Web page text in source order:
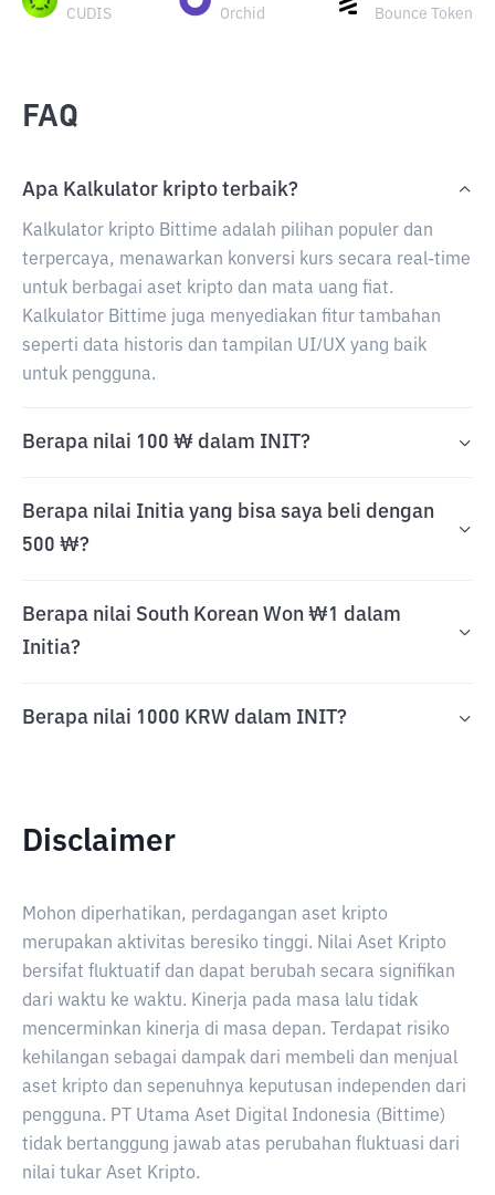
CUDIS Orchid Bounce Token
FAQ
Apa Kalkulator kripto terbaik?
Kalkulator kripto Bittime adalah pilihan populer dan
terpercaya, menawarkan konversi kurs secara real-time
untuk berbagai aset kripto dan mata uang fiat.
Kalkulator Bittime juga menyediakan fitur tambahan
seperti data historis dan tampilan UI/UX yang baik
untuk pengguna.
Berapa nilai 100 ₩ dalam INIT?
Berapa nilai Initia yang bisa saya beli dengan
500 ₩?
Berapa nilai South Korean Won ₩1 dalam
Initia?
Berapa nilai 1000 KRW dalam INIT?
Disclaimer
Mohon diperhatikan, perdagangan aset kripto
merupakan aktivitas beresiko tinggi. Nilai Aset Kripto
bersifat fluktuatif dan dapat berubah secara signifikan
dari waktu ke waktu. Kinerja pada masa lalu tidak
mencerminkan kinerja di masa depan. Terdapat risiko
kehilangan sebagai dampak dari membeli dan menjual
aset kripto dan sepenuhnya keputusan independen dari
pengguna. PT Utama Aset Digital Indonesia (Bittime)
tidak bertanggung jawab atas perubahan fluktuasi dari
nilai tukar Aset Kripto.